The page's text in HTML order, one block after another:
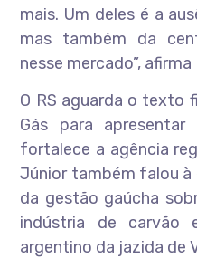
mais. Um deles é a
mas também da
nesse mercado”,
O RS aguarda o texto
Gás para
fortalece a agência
Júnior também falou
da gestão gaúcha
indústria de carvão
argentino da jazida de